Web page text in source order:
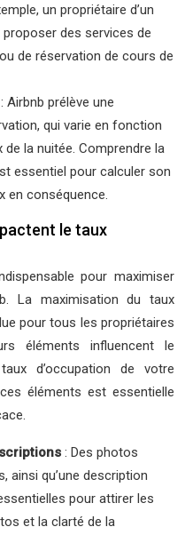
un propriétaire d’un
des services de
de réservation de cours de
: Airbnb prélève une
qui varie en fonction
la nuitée. Comprendre la
essentiel pour calculer son
en conséquence.
le taux
pour maximiser
La maximisation du taux
pour tous les propriétaires
éléments influencent le
d’occupation de votre
éléments est essentielle
: Des photos
ainsi qu’une description
pour attirer les
et la clarté de la